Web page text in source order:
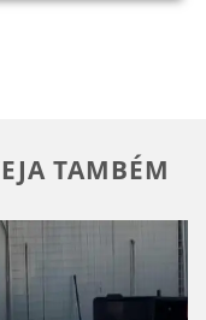
TAMBÉM